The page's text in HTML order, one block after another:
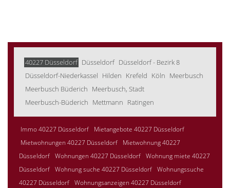
40227 Düsseldorf Düsseldorf Düsseldorf - Bezirk 8
Düsseldorf-Niederkassel Hilden Krefeld Köln Meerbusch
Meerbusch Büderich Meerbusch, Stadt
Meerbusch-Büderich Mettmann Ratingen
Immo 40227 Düsseldorf
Mietangebote 40227 Düsseldorf
Mietwohnungen 40227 Düsseldorf
Mietwohnung 40227
Düsseldorf Wohnungen 40227 Düsseldorf Wohnung miete 40227
Düsseldorf Wohnung suche 40227 Düsseldorf Wohnungssuche
40227 Düsseldorf Wohnungsanzeigen 40227 Düsseldorf